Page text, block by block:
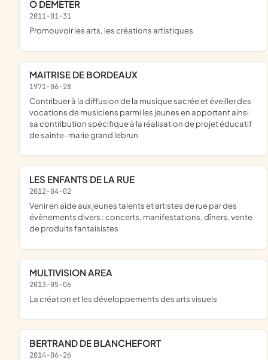
O DEMETER
2011-01-31
promouvoir les arts, les créations artistiques
MAITRISE DE BORDEAUX
1971-06-28
contribuer à la diffusion de la musique sacrée et éveiller des
vocations de musiciens parmi les jeunes en apportant ainsi
sa contribution spécifique à la réalisation de projet éducatif
de sainte-marie grand lebrun
LES ENFANTS DE LA RUE
2012-04-02
venir en aide aux jeunes talents et artistes de rue par des
évènements divers : concerts, manifestations, dîners, vente
de produits fantaisistes
MULTIVISION AREA
2013-05-06
la création et les développements des arts visuels
BERTRAND DE BLANCHEFORT
2014-06-26